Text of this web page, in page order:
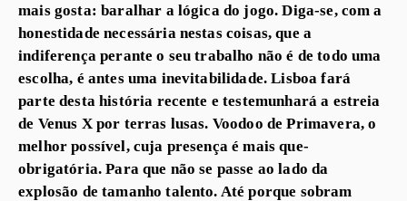
mais gosta: baralhar a lógica do jogo. Diga-se, com a
honestidade necessária nestas coisas, que a
indiferença perante o seu trabalho não é de todo uma
escolha, é antes uma inevitabilidade. Lisboa fará
parte desta história recente e testemunhará a estreia
de Venus X por terras lusas. Voodoo de Primavera, o
melhor possível, cuja presença é mais que-
obrigatória. Para que não se passe ao lado da
explosão de tamanho talento. Até porque sobram